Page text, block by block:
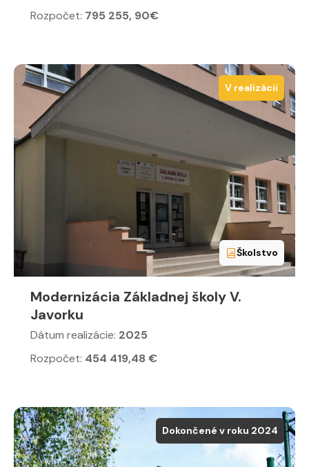
Rozpočet: 795 255, 90€
Školstvo
V realizácii
Modernizácia Základnej školy V.
Javorku
Dátum realizácie: 2025
Rozpočet: 454 419,48 €
Dokončené v roku 2024